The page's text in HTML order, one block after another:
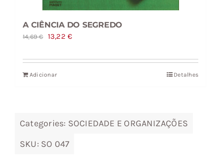
A CIÊNCIA DO SEGREDO
14,69€
O
original
era:
13,22€O
atual
Adicionar Detalhes
Categories: SOCIEDADE E ORGANIZAÇÕES
SKU: SO 047